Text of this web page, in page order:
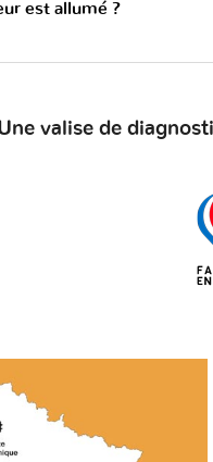
est allumé ?
valise de